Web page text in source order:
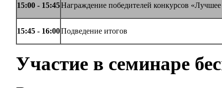
15:00 - 15:45Награждение победителей конкурсов
15:45 - 16:00Подведение итогов
Участие в семинаре